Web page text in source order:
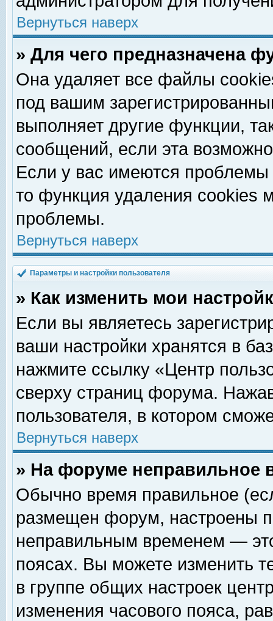
Вернуться наверх
» Для чего предназначена
Она удаляет все файлы
под вашим
выполняет другие функции,
сообщений, если эта
Если у вас имеются
то функция удаления cookies
проблемы.
Вернуться наверх
Параметры и настройки пользователя
» Как изменить мои
Если вы являетесь
ваши настройки хранятся в
нажмите ссылку «Центр
сверху страниц форума.
пользователя, в котором
Вернуться наверх
» На форуме неправильное
Обычно время правильное
размещен форум, настроены
неправильным временем —
поясах. Вы можете изменить
в группе общих настроек
изменения часового пояса,